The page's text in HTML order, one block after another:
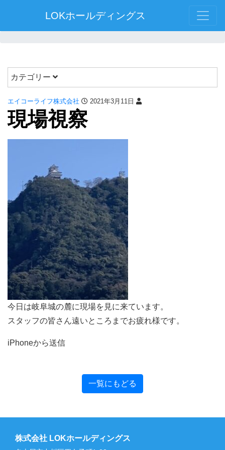
LOKホールディングス
カテゴリー
エイコーライフ株式会社 2021年3月11日
現場視察
今日は岐阜城の麓に現場を見に来ています。
スタッフの皆さん遠いところまでお疲れ様です。
iPhoneから送信
一覧にもどる
株式会社 LOKホールディングス